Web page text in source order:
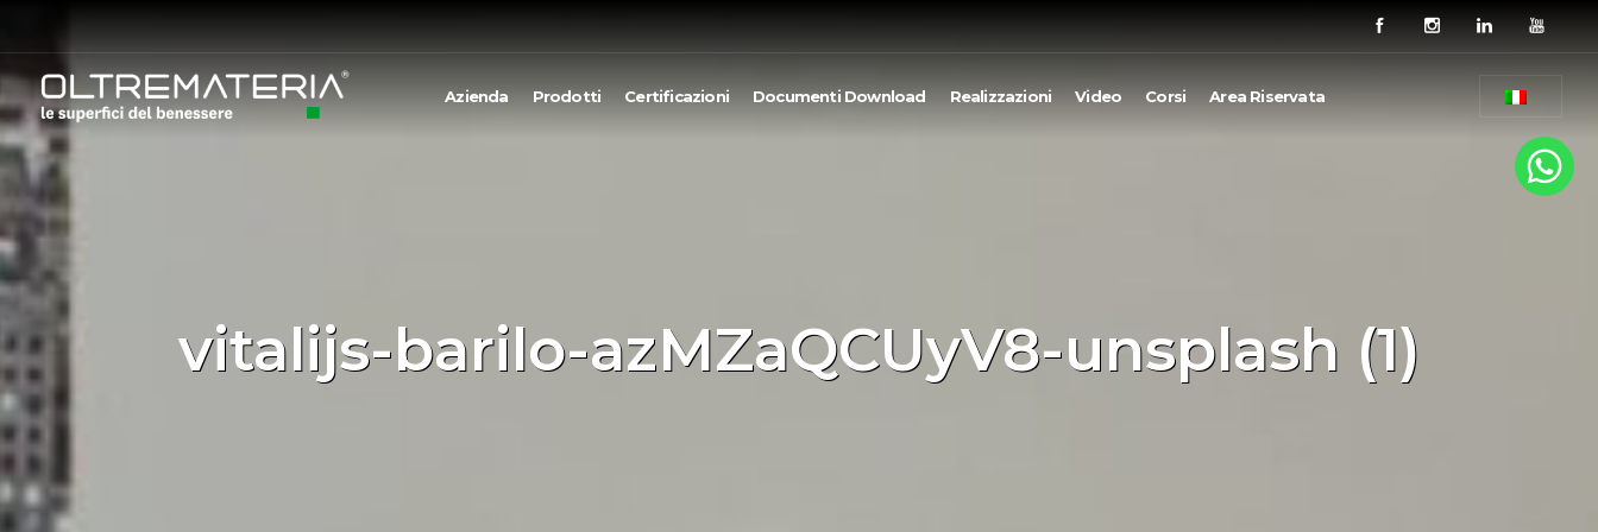
Azienda Prodotti Certificazioni Documenti Download Realizzazioni Video Corsi Area Riservata
vitalijs-barilo-azMZaQCUyV8-unsplash (1)